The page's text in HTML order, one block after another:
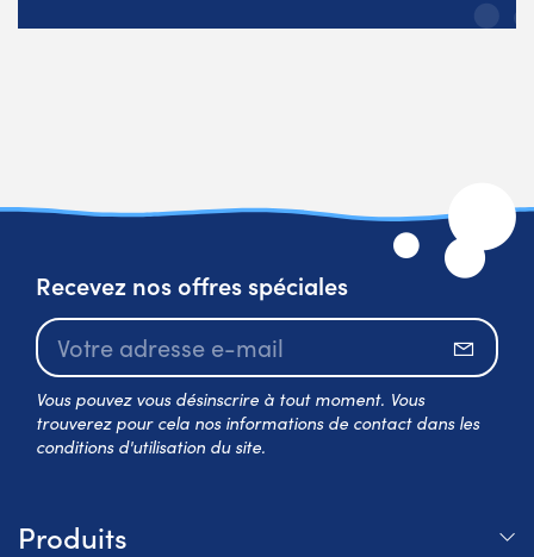
Recevez nos offres spéciales
Vous pouvez vous désinscrire à tout moment. Vous
trouverez pour cela nos informations de contact dans les
conditions d'utilisation du site.
Produits